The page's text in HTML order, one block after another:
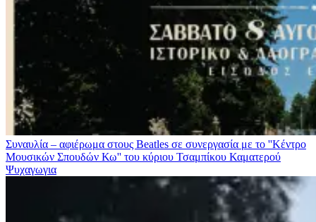
Συναυλία – αφιέρωμα στους Beatles σε συνεργασία με το ''Κέντρο
Μουσικών Σπουδών Κω'' του κύριου Τσαμπίκου Καματερού
Ψυχαγωγια